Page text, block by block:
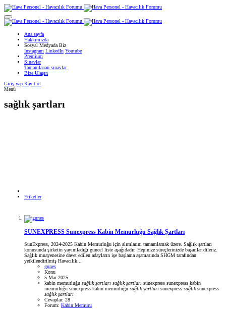
Ana sayfa
Hakkımızda
Sosyal Medyada Biz
Instagram LinkedIn Youtube
Premium
Sınavlar
Tamamlanan sınavlar
Bize Ulaşın
Giriş yap Kayıt ol
Menü
sağlık şartları
Etiketler
SUNEXPRESS Sunexpress Kabin Memurluğu Sağlık Şartları
SunExpress, 2024-2025 Kabin Memurluğu için alımlarını tamamlamak üzere. Sağlık şartları
konusunda şirketin yayımladığı güncel liste aşağıdadır. Hepinize süreçlerinizde başarılar dileriz.
Sağlık muayenesine davet edilen adayların işe başlama aşamasında SHGM tarafından
yetkilendirilmiş Havacılık...
gunes
Konu
5 Mar 2025
kabin memurluğu sağlık şartları sağlık şartları sunexpress sunexpress kabin
memurluğu sunexpress kabin memurluğu sağlık şartları sunexpress sağlık sunexpress
sağlık şartları
Cevaplar: 28
Forum: Kabin Memuru